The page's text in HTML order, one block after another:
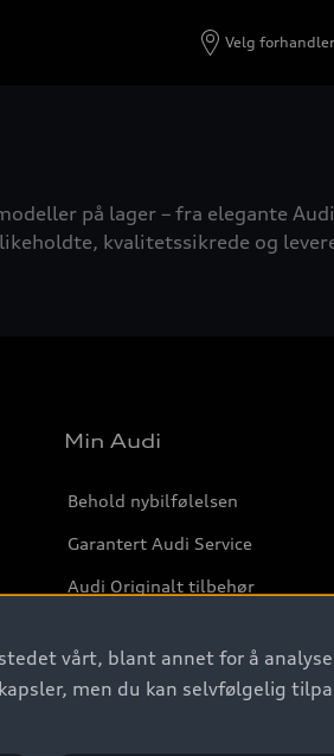
Velg forhandler
på lager – fra elegante
kvalitetssikrede og
Min Audi
Behold nybilfølelsen
Garantert Audi Service
Audi Originalt tilbehør
vårt, blant annet for å
men du kan selvfølgelig